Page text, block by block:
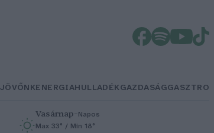
JÖVŐNKENERGIAHULLADÉKGAZDASÁGGASZTRO
Vasárnap–Napos
Max 33° / Min 18°